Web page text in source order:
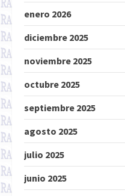
enero 2026
diciembre 2025
noviembre 2025
octubre 2025
septiembre 2025
agosto 2025
julio 2025
junio 2025